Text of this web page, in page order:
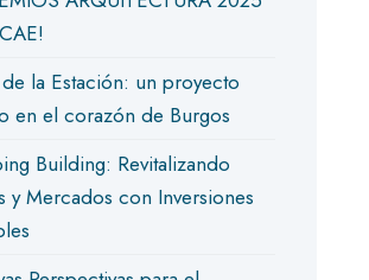
de la Estación: un proyecto
en el corazón de Burgos
Building: Revitalizando
y Mercados con Inversiones